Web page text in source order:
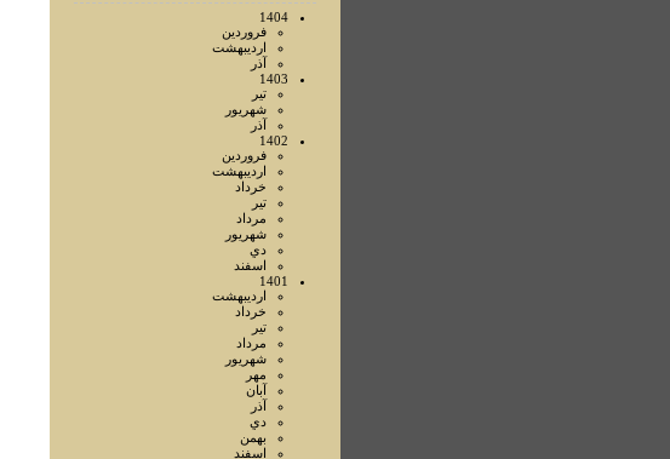
1404
فروردين
ارديبهشت
آذر
1403
تير
شهريور
آذر
1402
فروردين
ارديبهشت
خرداد
تير
مرداد
شهريور
دي
اسفند
1401
ارديبهشت
خرداد
تير
مرداد
شهريور
مهر
آبان
آذر
دي
بهمن
اسفند